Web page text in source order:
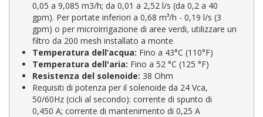
0,05 a 9,085 m3/h; da 0,01 a 2,52 l/s (da 0,2 a 40
gpm). Per portate inferiori a 0,68 m³/h - 0,19 l/s (3
gpm) o per microirrigazione di aree verdi, utilizzare un
filtro da 200 mesh installato a monte
Temperatura dell’acqua: Fino a 43°C (110°F)
Temperatura dell'aria: Fino a 52 °C (125 °F)
Resistenza del solenoide: 38 Ohm
Requisiti di potenza per il solenoide da 24 Vca,
50/60Hz (cicli al secondo): corrente di spunto di
0,450 A; corrente di mantenimento di 0,25 A